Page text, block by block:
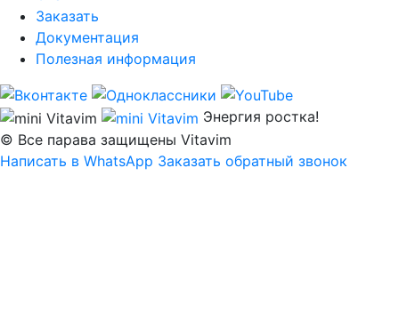
Заказать
Документация
Полезная информация
Энергия ростка!
© Все парава защищены Vitavim
Написать в WhatsApp Заказать обратный звонок